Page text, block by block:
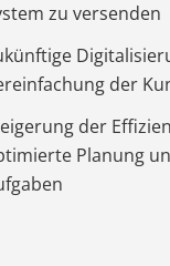
zu versenden
der
der
Planung